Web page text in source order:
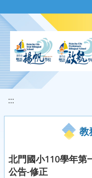
:::
教
北門國小110學年第
公告-修正